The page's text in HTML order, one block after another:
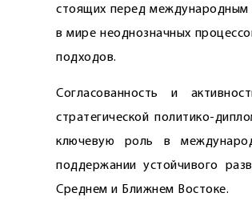
стоящих перед международным
в мире неоднозначных
подходов.
Согласованность и
стратегической политико-
ключевую роль в
поддержании устойчивого
Среднем и Ближнем Востоке.